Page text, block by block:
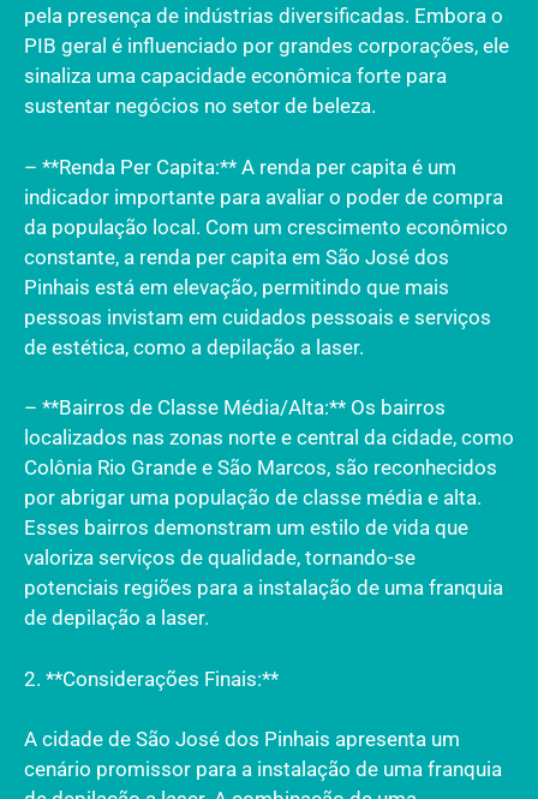
pela presença de indústrias diversificadas. Embora o
PIB geral é influenciado por grandes corporações, ele
sinaliza uma capacidade econômica forte para
sustentar negócios no setor de beleza.
– **Renda Per Capita:** A renda per capita é um
indicador importante para avaliar o poder de compra
da população local. Com um crescimento econômico
constante, a renda per capita em São José dos
Pinhais está em elevação, permitindo que mais
pessoas invistam em cuidados pessoais e serviços
de estética, como a depilação a laser.
– **Bairros de Classe Média/Alta:** Os bairros
localizados nas zonas norte e central da cidade, como
Colônia Rio Grande e São Marcos, são reconhecidos
por abrigar uma população de classe média e alta.
Esses bairros demonstram um estilo de vida que
valoriza serviços de qualidade, tornando-se
potenciais regiões para a instalação de uma franquia
de depilação a laser.
2. **Considerações Finais:**
A cidade de São José dos Pinhais apresenta um
cenário promissor para a instalação de uma franquia